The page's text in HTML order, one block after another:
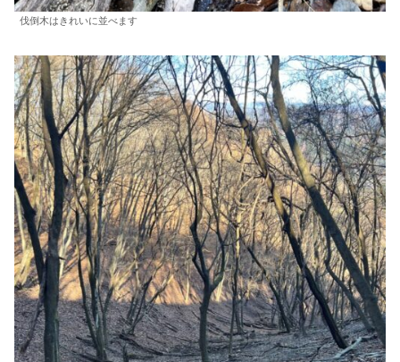
伐倒木はきれいに並べます